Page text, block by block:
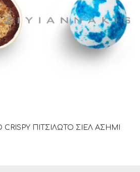
ΔΙΑΒΆΣΤΕ ΠΕΡΙΣΣΌΤΕΡΑ
ΠΙΤΣΙΛΩΤΟ ΣΙΕΛ ΑΣΗΜΙ